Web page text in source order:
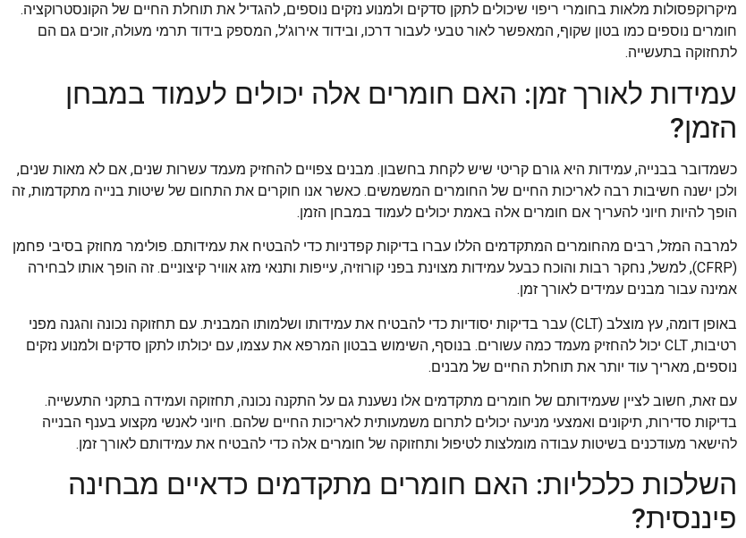
מיקרוקפסולות מלאות בחומרי ריפוי שיכולים לתקן סדקים ולמנוע נזקים נוספים, להגדיל את תוחלת החיים של הקונסטרוקציה.
חומרים נוספים כמו בטון שקוף, המאפשר לאור טבעי לעבור דרכו, ובידוד אירוג'ל, המספק בידוד תרמי מעולה, זוכים גם הם
לתחזוקה בתעשייה.
עמידות לאורך זמן: האם חומרים אלה יכולים לעמוד במבחן
הזמן?
כשמדובר בבנייה, עמידות היא גורם קריטי שיש לקחת בחשבון. מבנים צפויים להחזיק מעמד עשרות שנים, אם לא מאות שנים,
ולכן ישנה חשיבות רבה לאריכות החיים של החומרים המשמשים. כאשר אנו חוקרים את התחום של שיטות בנייה מתקדמות, זה
הופך להיות חיוני להעריך אם חומרים אלה באמת יכולים לעמוד במבחן הזמן.
למרבה המזל, רבים מהחומרים המתקדמים הללו עברו בדיקות קפדניות כדי להבטיח את עמידותם. פולימר מחוזק בסיבי פחמן
(CFRP), למשל, נחקר רבות והוכח כבעל עמידות מצוינת בפני קורוזיה, עייפות ותנאי מזג אוויר קיצוניים. זה הופך אותו לבחירה
אמינה עבור מבנים עמידים לאורך זמן.
באופן דומה, עץ מוצלב (CLT) עבר בדיקות יסודיות כדי להבטיח את עמידותו ושלמותו המבנית. עם תחזוקה נכונה והגנה מפני
רטיבות, CLT יכול להחזיק מעמד כמה עשורים. בנוסף, השימוש בבטון המרפא את עצמו, עם יכולתו לתקן סדקים ולמנוע נזקים
נוספים, מאריך עוד יותר את תוחלת החיים של מבנים.
עם זאת, חשוב לציין שעמידותם של חומרים מתקדמים אלו נשענת גם על התקנה נכונה, תחזוקה ועמידה בתקני התעשייה.
בדיקות סדירות, תיקונים ואמצעי מניעה יכולים לתרום משמעותית לאריכות החיים שלהם. חיוני לאנשי מקצוע בענף הבנייה
להישאר מעודכנים בשיטות עבודה מומלצות לטיפול ותחזוקה של חומרים אלה כדי להבטיח את עמידותם לאורך זמן.
השלכות כלכליות: האם חומרים מתקדמים כדאיים מבחינה
פיננסית?